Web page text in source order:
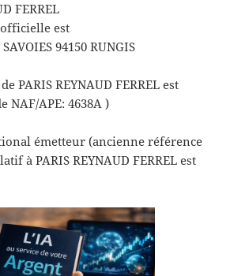
FERREL
est
94150 RUNGIS
PARIS REYNAUD FERREL est
NAF/APE: 4638A )
émetteur (ancienne référence
à PARIS REYNAUD FERREL est